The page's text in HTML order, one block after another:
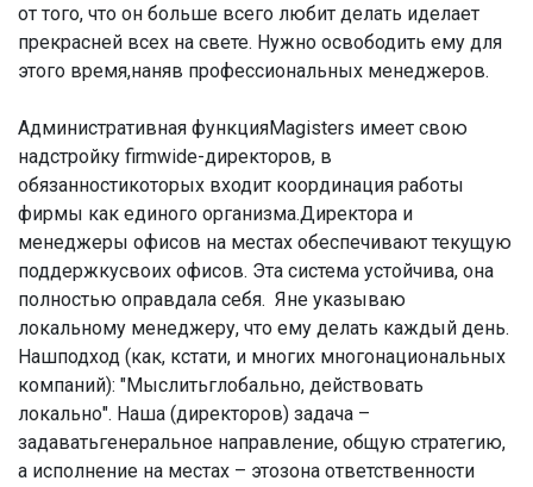
от того, что он больше всего любит делать иделает
прекрасней всех на свете. Нужно освободить ему для
этого время,наняв профессиональных менеджеров.
Административная функцияMagisters имеет свою
надстройку firmwide-директоров, в
обязанностикоторых входит координация работы
фирмы как единого организма.Директора и
менеджеры офисов на местах обеспечивают текущую
поддержкусвоих офисов. Эта система устойчива, она
полностью оправдала себя. Яне указываю
локальному менеджеру, что ему делать каждый день.
Нашподход (как, кстати, и многих многонациональных
компаний): "Мыслитьглобально, действовать
локально". Наша (директоров) задача –
задаватьгенеральное направление, общую стратегию,
а исполнение на местах – этозона ответственности